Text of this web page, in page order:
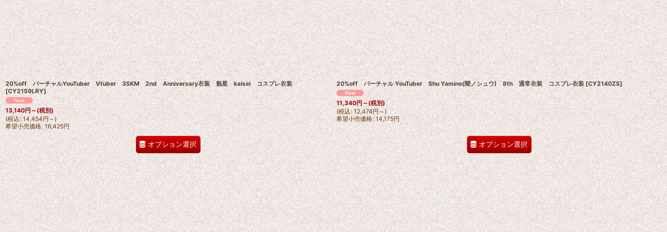
20%off バーチャルYouTuber Vtuber 3SKM 2nd Anniversary衣装 魁星 kaisei コスプレ衣装
[CY2159LRY]
13,140円～(税別)
(税込: 14,454円～)
希望小売価格: 16,425円
オプション選択
20%off バーチャル YouTuber Shu Yamino(闇ノシュウ) 8th 通常衣装 コスプレ衣装 [CY2140ZS]
11,340円～(税別)
(税込: 12,474円～)
希望小売価格: 14,175円
オプション選択